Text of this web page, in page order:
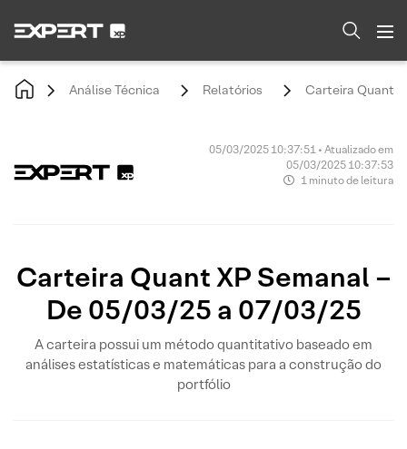
Análise Técnica Relatórios Carteira Quant
05/03/2025 10:37:51 • Atualizado em
05/03/2025 10:37:53
1 minuto de leitura
Carteira Quant XP Semanal –
De 05/03/25 a 07/03/25
A carteira possui um método quantitativo baseado em
análises estatísticas e matemáticas para a construção do
portfólio